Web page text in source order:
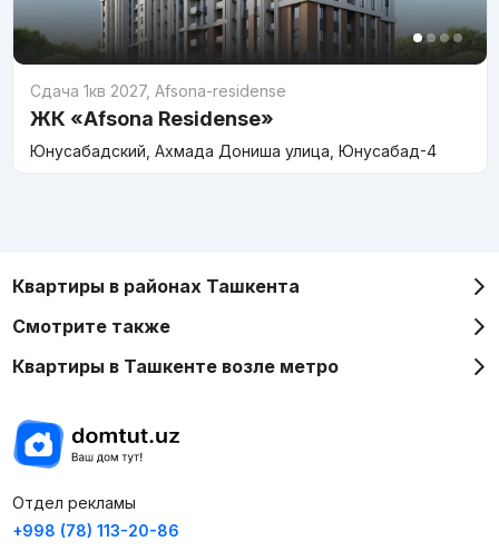
Сдача 1кв 2027, Afsona-residense
ЖК «Afsona Residense»
Юнусабадский, Ахмада Дониша улица, Юнусабад-4
Квартиры в районах Ташкента
Смотрите также
Квартиры в Ташкенте возле метро
Отдел рекламы
+998 (78) 113-20-86